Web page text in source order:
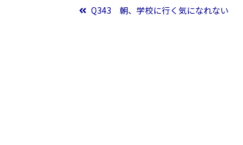
投稿ナビゲーション
Q343 朝、学校に行く気になれない